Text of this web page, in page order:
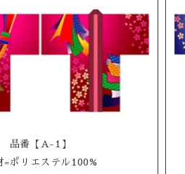
品番【A-1】
=ポリエステル100%